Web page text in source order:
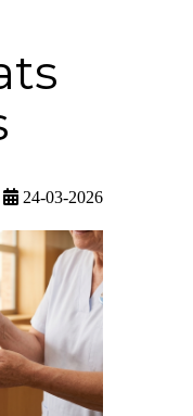
24-03-2026